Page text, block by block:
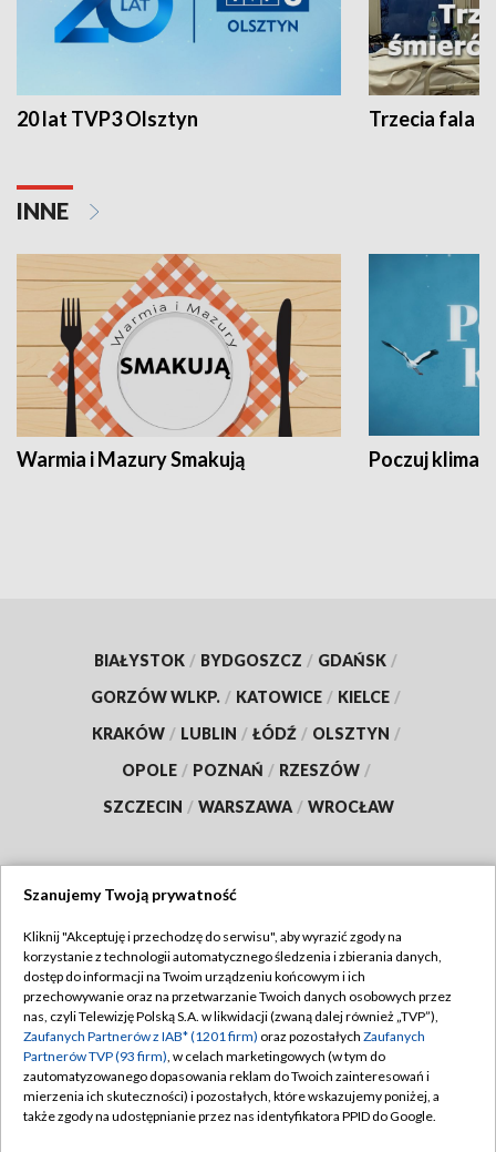
20 lat TVP3 Olsztyn Trzecia fala -
INNE
Warmia i Mazury Smakują Poczuj klimat
BIAŁYSTOK / BYDGOSZCZ / GDAŃSK /
GORZÓW WLKP. / KATOWICE / KIELCE /
KRAKÓW / LUBLIN / ŁÓDŹ / OLSZTYN /
OPOLE / POZNAŃ / RZESZÓW /
SZCZECIN / WARSZAWA / WROCŁAW
TVP
Abonament TVP
Emisja w TVP
Centrum informacji TVP
Naziemna Telewizja Cyfrowa
Regulamin TVP
Polityka prywatności
Moje zgody
Pomoc
Szanujemy Twoją prywatność
Kliknij "Akceptuję i przechodzę do serwisu", aby wyrazić zgody na
korzystanie z technologii automatycznego śledzenia i zbierania danych,
dostęp do informacji na Twoim urządzeniu końcowym i ich
przechowywanie oraz na przetwarzanie Twoich danych osobowych przez
nas, czyli Telewizję Polską S.A. w likwidacji (zwaną dalej również „TVP”),
Zaufanych Partnerów z IAB* (1201 firm) oraz pozostałych Zaufanych
Partnerów TVP (93 firm), w celach marketingowych (w tym do
zautomatyzowanego dopasowania reklam do Twoich zainteresowań i
mierzenia ich skuteczności) i pozostałych, które wskazujemy poniżej, a
także zgody na udostępnianie przez nas identyfikatora PPID do Google.